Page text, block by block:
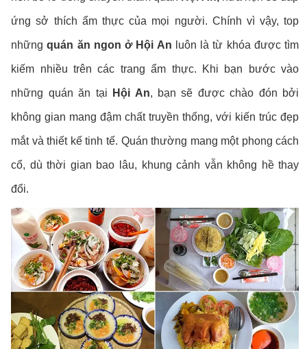
ứng sở thích ẩm thực của mọi người. Chính vì vậy, top
những quán ăn ngon ở Hội An luôn là từ khóa được tìm
kiếm nhiều trên các trang ẩm thực. Khi bạn bước vào
những quán ăn tại Hội An, bạn sẽ được chào đón bởi
không gian mang đậm chất truyền thống, với kiến trúc đẹp
mắt và thiết kế tinh tế. Quán thường mang một phong cách
cổ, dù thời gian bao lâu, khung cảnh vẫn không hề thay
đổi.